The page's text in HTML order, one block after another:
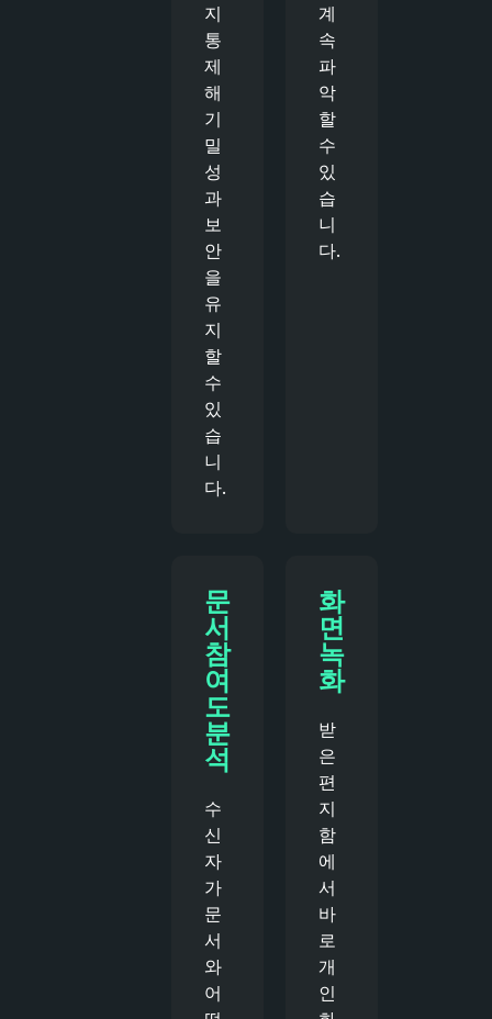
지
통
제
해
기
밀
성
과
보
안
을
유
지
할
수
있
습
니
다.
계
속
파
악
할
수
있
습
니
다.
문
서
참
여
도
분
석
수
신
자
가
문
서
와
어
화
면
녹
화
받
은
편
지
함
에
서
바
로
개
인